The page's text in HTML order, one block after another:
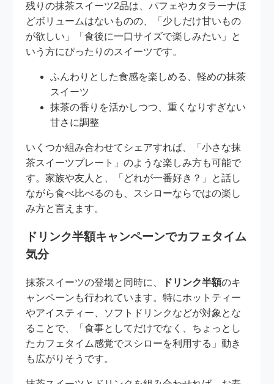
残りの抹茶スイーツ2品は、パフェやカタラーナほ
どボリュームはないものの、「少しだけ甘いもの
が欲しい」「食後に一口サイズで楽しみたい」と
いう方にぴったりのスイーツです。
ふんわりとした食感を楽しめる、軽めの抹茶
スイーツ
抹茶の香りを活かしつつ、重くなりすぎない
甘さに調整
いくつか組み合わせてシェアすれば、「小さな抹
茶スイーツプレート」のような楽しみ方も可能で
す。家族や友人と、「どれが一番好き？」と話し
ながら食べ比べるのも、スシローならではの楽し
み方と言えます。
ドリンク半額キャンペーンでカフェタイム
気分
抹茶スイーツの登場と同時に、 ドリンク半額のキ
ャンペーンも行われています。特にホットティー
やアイスティー、ソフトドリンクなどが対象とな
ることで、「食事としてだけでなく、ちょっとし
たカフェタイム感覚でスシローを利用する」動き
も広がりそうです。